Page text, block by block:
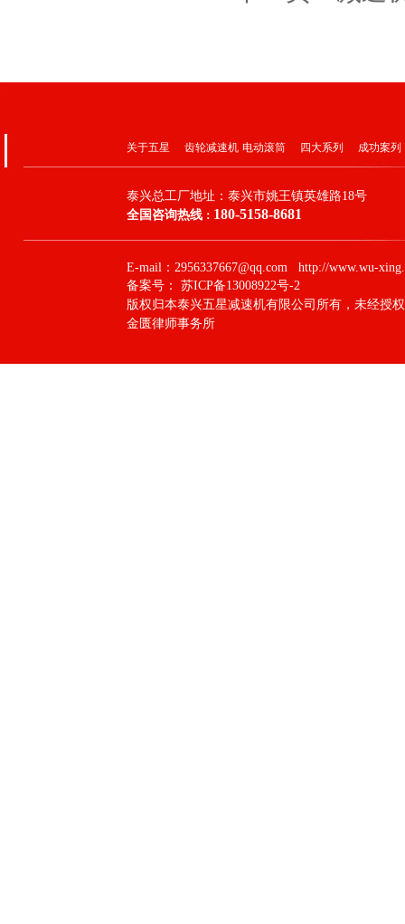
关于五星 齿轮减速机 电动滚筒 四大系列 成功案列
泰兴总工厂地址： 泰兴市姚王镇英雄路18号
全国咨询热线 ： 180-5158-8681
E-mail：2956337667@qq.com http://www.wu-
备案号： 苏ICP备13008922号-2
版权归本泰兴五星减速机有限公司所有，未经授
金匮律师事务所